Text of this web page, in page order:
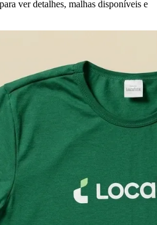
ver detalhes, malhas disponíveis e